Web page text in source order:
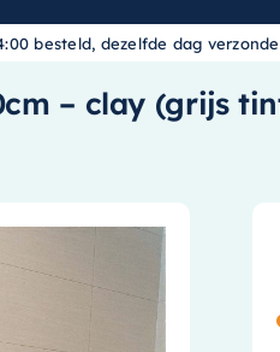
besteld, dezelfde dag
– clay (grijs